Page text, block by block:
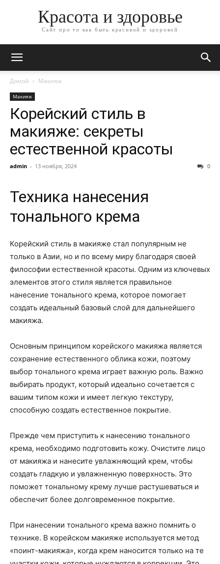
Красота и здоровье
Сайт про то как быть красивой и здоровой
Домой Макияж
Макияж
Корейский стиль в
макияже: секреты
естественной красоты
admin - 13 ноября, 2024 0
Техника нанесения
тонального крема
Корейский стиль в макияже стал популярным не
только в Азии, но и по всему миру благодаря своей
философии естественной красоты. Одним из ключевых
элементов этого стиля является правильное
нанесение тонального крема, которое помогает
создать идеальный базовый слой для дальнейшего
макияжа.
Основным принципом корейского макияжа является
сохранение естественного облика кожи, поэтому
выбор тонального крема играет важную роль. Важно
выбирать продукт, который идеально сочетается с
вашим типом кожи и имеет легкую текстуру,
способную создать естественное покрытие.
Прежде чем приступить к нанесению тонального
крема, необходимо подготовить кожу. Очистите лицо
от макияжа и нанесите увлажняющий крем, чтобы
создать гладкую и увлажненную поверхность. Это
поможет тональному крему лучше растушеваться и
обеспечит более долговременное покрытие.
При нанесении тонального крема важно помнить о
технике. В корейском макияже используется метод
«поинт-макияжа», когда крем наносится только на те